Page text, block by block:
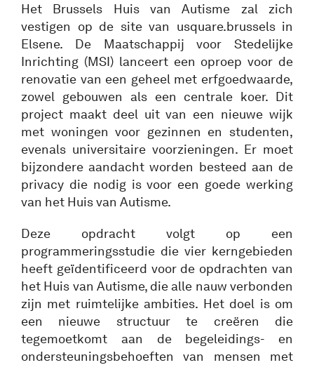
Het Brussels Huis van Autisme zal zich
vestigen op de site van usquare.brussels in
Elsene. De Maatschappij voor Stedelijke
Inrichting (MSI) lanceert een oproep voor de
renovatie van een geheel met erfgoedwaarde,
zowel gebouwen als een centrale koer. Dit
project maakt deel uit van een nieuwe wijk
met woningen voor gezinnen en studenten,
evenals universitaire voorzieningen. Er moet
bijzondere aandacht worden besteed aan de
privacy die nodig is voor een goede werking
van het Huis van Autisme.
Deze opdracht volgt op een
programmeringsstudie die vier kerngebieden
heeft geïdentificeerd voor de opdrachten van
het Huis van Autisme, die alle nauw verbonden
zijn met ruimtelijke ambities. Het doel is om
een nieuwe structuur te creëren die
tegemoetkomt aan de begeleidings- en
ondersteuningsbehoeften van mensen met